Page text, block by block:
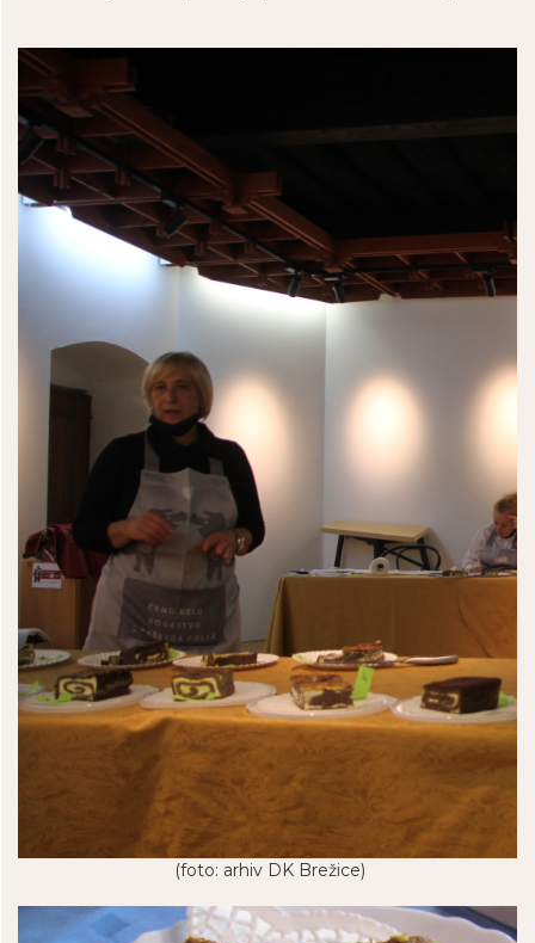
(foto: arhiv DK Brežice)